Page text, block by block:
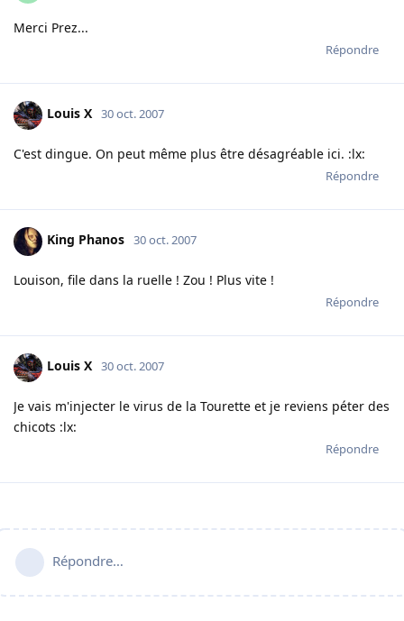
Merci Prez...
Répondre
Louis X 30 oct. 2007
C'est dingue. On peut même plus être désagréable ici. :lx:
Répondre
King Phanos 30 oct. 2007
Louison, file dans la ruelle ! Zou ! Plus vite !
Répondre
Louis X 30 oct. 2007
Je vais m'injecter le virus de la Tourette et je reviens péter des
chicots :lx:
Répondre
Répondre…